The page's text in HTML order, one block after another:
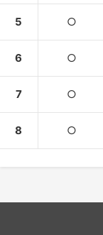
5 ○
6 ○
7 ○
8 ○